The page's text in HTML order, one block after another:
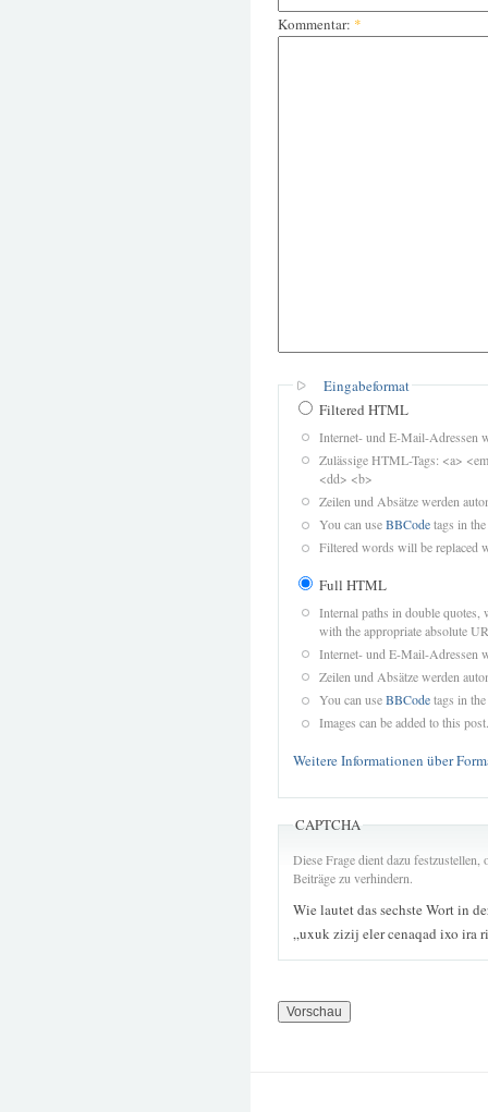
Kommentar: *
Eingabeformat
Filtered HTML
Internet- und E-Mail-Adressen
Zulässige HTML-Tags: <a>
<dd> <b>
Zeilen und Absätze werden
You can useBBCodetags in
Filtered words will be replaced
Full HTML
Internal paths in double quotes,
with the appropriate absolute
Internet- und E-Mail-Adressen
Zeilen und Absätze werden
You can useBBCodetags in
Images can be added to this post.
Weitere Informationen über
CAPTCHA
Diese Frage dient dazu
Beiträge zu verhindern.
Wie lautet das sechste Wort in
„uxuk zizij eler cenaqad ixo ira